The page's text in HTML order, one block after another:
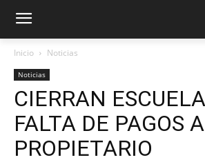
Inicio Noticias
Noticias
CIERRAN
FALTA DE PAGOS
PROPIETARIO